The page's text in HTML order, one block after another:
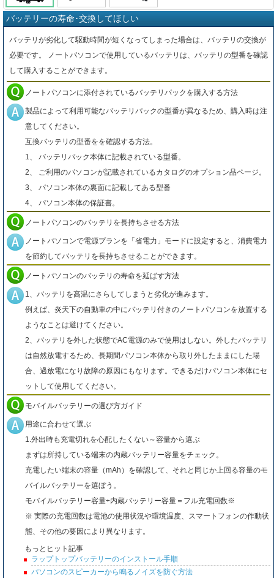
バッテリーの寿命･交換してほしい
バッテリが劣化して駆動時間が短くなってしまった場合は、バッテリの交換が
必要です。 ノートパソコンで使用しているバッテリは、バッテリの型番を確認
して購入することができます。
ノートパソコンに添付されているバッテリパックを購入する方法
製品によって利用可能なバッテリパックの型番が異なるため、購入時は注
意してください。
互換バッテリの型番をを確認する方法。
1、 バッテリパック本体に記載されている型番。
2、 ご利用のパソコンが記載されているカタログのオプション品ページ。
3、 パソコン本体の裏面に記載してある型番
4、 パソコン本体の保証書。
ノートパソコンのバッテリを長持ちさせる方法
ノートパソコンで電源プランを「省電力」モードに設定すると、消費電力
を節約してバッテリを長持ちさせることができます。
ノートパソコンのバッテリの寿命を延ばす方法
1、バッテリを高温にさらしてしまうと劣化が進みます。
例えば、炎天下の自動車の中にバッテリ付きのノートパソコンを放置する
ようなことは避けてください。
2、バッテリを外した状態でAC電源のみで使用はしない。外したバッテリ
は自然放電するため、長期間パソコン本体から取り外したままにした場
合、過放電になり故障の原因にもなります。できるだけパソコン本体にセ
ットして使用してください。
モバイルバッテリーの選び方ガイド
用途に合わせて選ぶ
1.外出時も充電切れを心配したくない～容量から選ぶ
まずは所持している端末の内蔵バッテリー容量をチェック。
充電したい端末の容量（mAh）を確認して、それと同じか上回る容量のモ
バイルバッテリーを選ぼう。
モバイルバッテリー容量÷内蔵バッテリー容量＝フル充電回数※
※ 実際の充電回数は電池の使用状況や環境温度、スマートフォンの作動状
態、その他の要因により異なります。
もっとヒット記事
ラップトップバッテリーのインストール手順
パソコンのスピーカーから鳴るノイズを防ぐ方法